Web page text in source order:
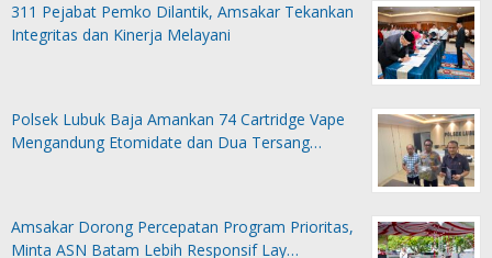
311 Pejabat Pemko Dilantik, Amsakar Tekankan
Integritas dan Kinerja Melayani
Polsek Lubuk Baja Amankan 74 Cartridge Vape
Mengandung Etomidate dan Dua Tersang…
Amsakar Dorong Percepatan Program Prioritas,
Minta ASN Batam Lebih Responsif Lay…